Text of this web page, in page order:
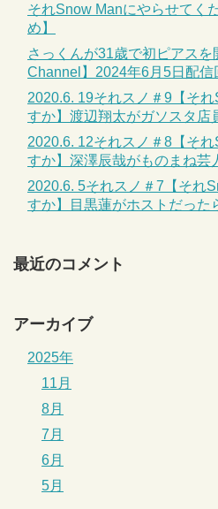
それSnow Manにやらせてく
め】
さっくんが31歳で初ピアス
Channel】2024年6月5日配信
2020.6. 19それスノ＃9【そ
すか】渡辺翔太がガソスタ店
2020.6. 12それスノ＃8【そ
すか】深澤辰哉がものまね芸
2020.6. 5それスノ＃7【それ
すか】目黒蓮がホストだった
最近のコメント
アーカイブ
2025年
11月
8月
7月
6月
5月